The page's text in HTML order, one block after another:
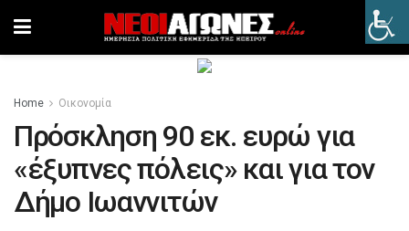
Home Οικονομία
Πρόσκληση 90 εκ. ευρώ για
«έξυπνες πόλεις» και για τον
Δήμο Ιωαννιτών